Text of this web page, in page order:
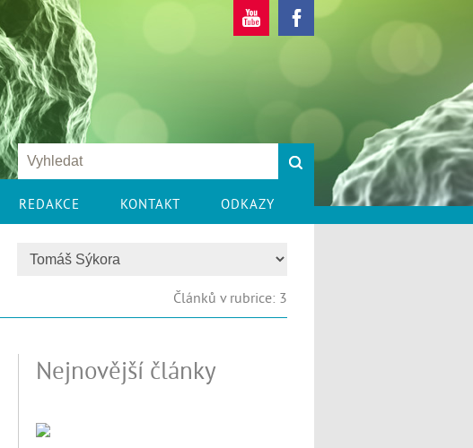
REDAKCE KONTAKT ODKAZY
Článků v rubrice: 3
Nejnovější články